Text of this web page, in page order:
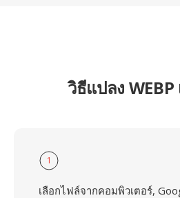
วิธีแปลง WEBP
1
เลือกไฟล์จากคอมพิวเตอร์,